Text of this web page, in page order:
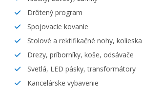
Drôtený program
Spojovacie kovanie
Stolové a rektifikačné nohy, kolieska
Drezy, príborníky, koše, odsávače
Svetlá, LED pásky, transformátory
Kancelárske vybavenie